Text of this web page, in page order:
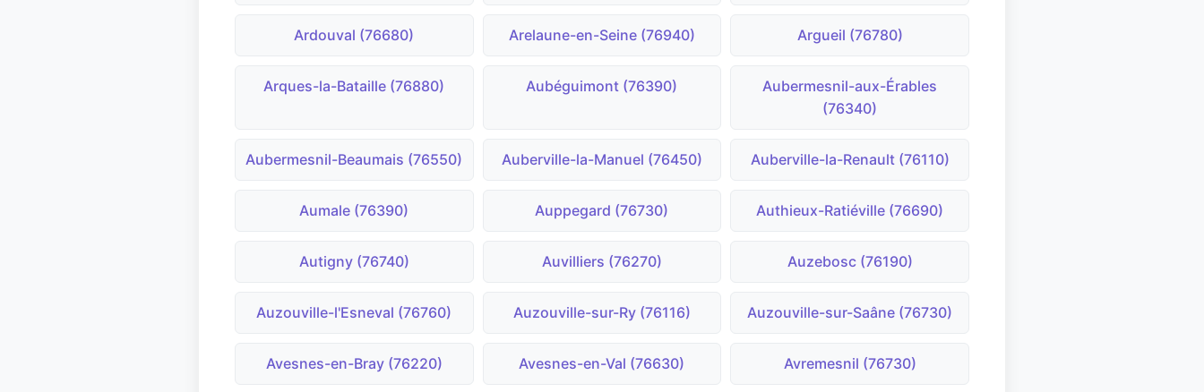
Ardouval (76680) Arelaune-en-Seine (76940) Argueil (76780)
Arques-la-Bataille (76880) Aubéguimont (76390)
Aubermesnil-aux-Érables
(76340)
Aubermesnil-Beaumais (76550) Auberville-la-Manuel (76450) Auberville-la-Renault (76110)
Aumale (76390) Auppegard (76730) Authieux-Ratiéville (76690)
Autigny (76740) Auvilliers (76270) Auzebosc (76190)
Auzouville-l'Esneval (76760) Auzouville-sur-Ry (76116) Auzouville-sur-Saâne (76730)
Avesnes-en-Bray (76220) Avesnes-en-Val (76630) Avremesnil (76730)